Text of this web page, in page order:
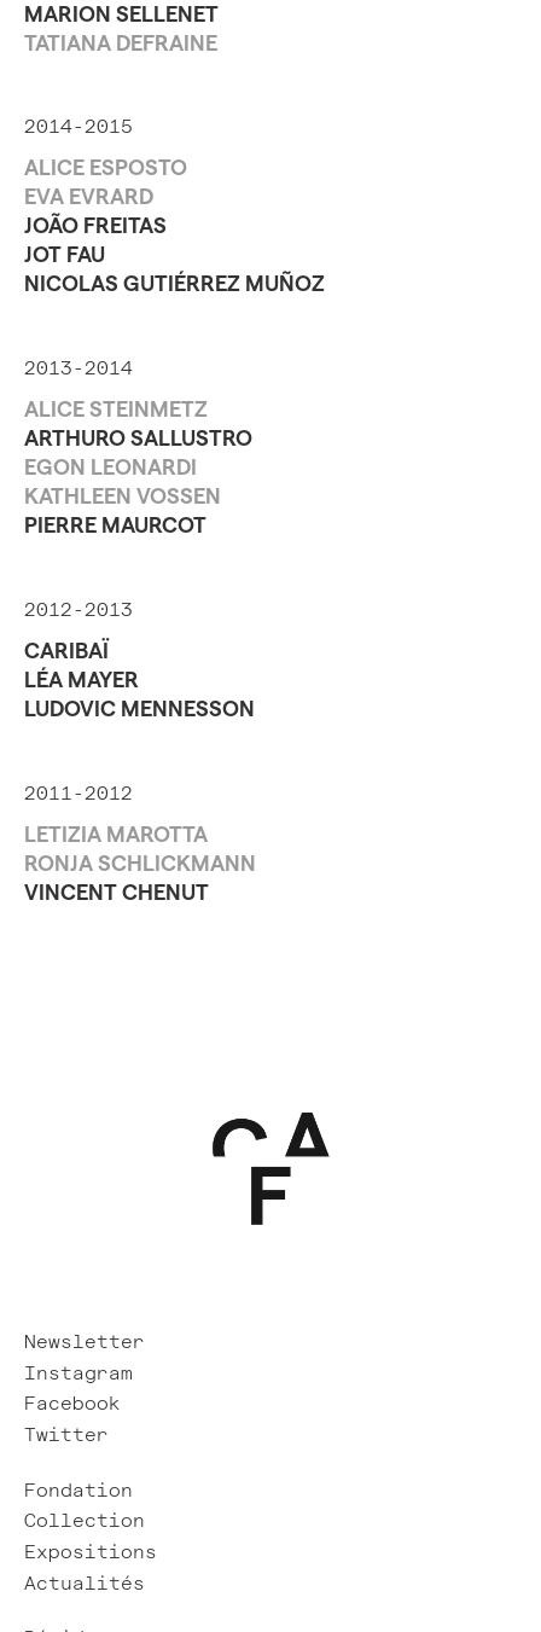
MARION SELLENET
TATIANA DEFRAINE
2014-2015
ALICE ESPOSTO
EVA EVRARD
JOÃO FREITAS
JOT FAU
NICOLAS GUTIÉRREZ MUÑOZ
2013-2014
ALICE STEINMETZ
ARTHURO SALLUSTRO
EGON LEONARDI
KATHLEEN VOSSEN
PIERRE MAURCOT
2012-2013
CARIBAÏ
LÉA MAYER
LUDOVIC MENNESSON
2011-2012
LETIZIA MAROTTA
RONJA SCHLICKMANN
VINCENT CHENUT
Newsletter
Instagram
Facebook
Twitter
Fondation
Collection
Expositions
Actualités